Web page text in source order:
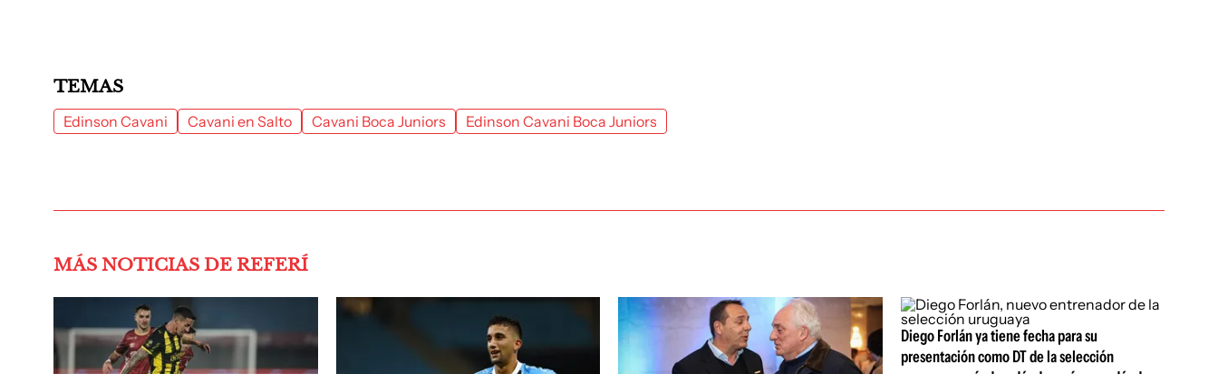
TEMAS
Edinson Cavani Cavani en Salto Cavani Boca Juniors Edinson Cavani Boca Juniors
MÁS NOTICIAS DE REFERÍ
Diego Forlán ya tiene fecha para su
presentación como DT de la selección